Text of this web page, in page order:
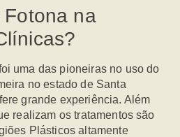
na
uma das pioneiras no uso do
no estado de Santa
grande experiência. Além
realizam os tratamentos são
Plásticos altamente